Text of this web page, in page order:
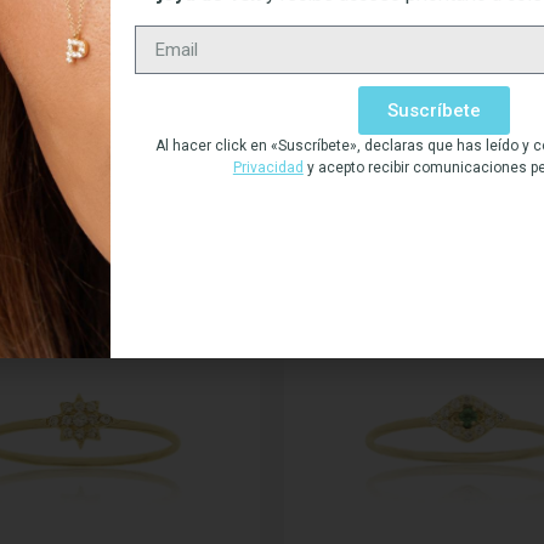
PODRÍA Suscríbete
Al hacer click en «Suscríbete», declaras que has leído y
Privacidad y acepto recibir comunicaciones